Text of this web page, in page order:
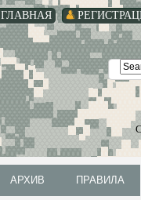
ГЛАВНАЯ
АРХИВ ПРАВИЛА